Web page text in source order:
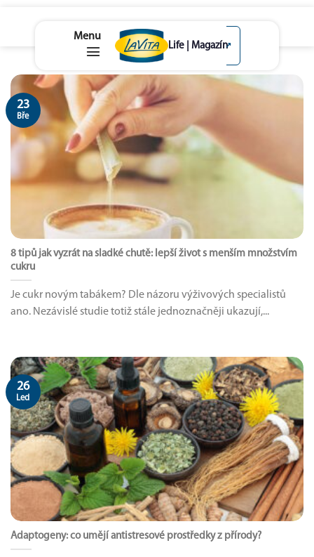
content
lavita.cz
↗
8 tipů jak vyzrát na sladké chutě: lepší život s menším množstvím
cukru
Je cukr novým tabákem? Dle názoru výživových specialistů
ano. Nezávislé studie totiž stále jednoznačněji ukazují,...
23
Bře
Adaptogeny: co umějí antistresové prostředky z přírody?
26
Led